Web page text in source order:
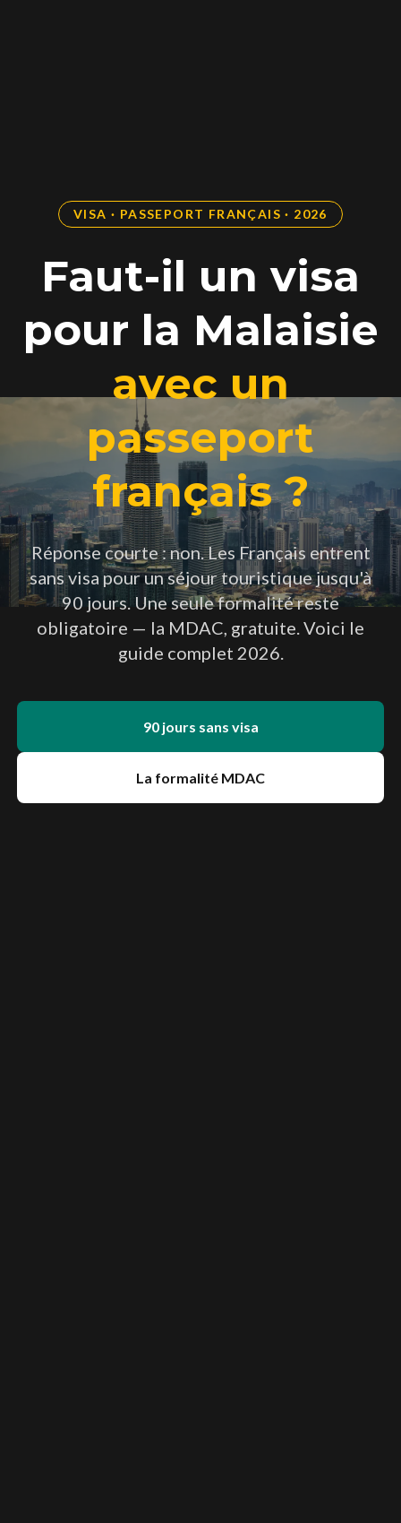
VISA · PASSEPORT FRANÇAIS · 2026
Faut-il un visa
pour la Malaisie
avec un
passeport
français ?
Réponse courte : non. Les Français entrent
sans visa pour un séjour touristique jusqu'à
90 jours. Une seule formalité reste
obligatoire — la MDAC, gratuite. Voici le
guide complet 2026.
90 jours sans visa
La formalité MDAC